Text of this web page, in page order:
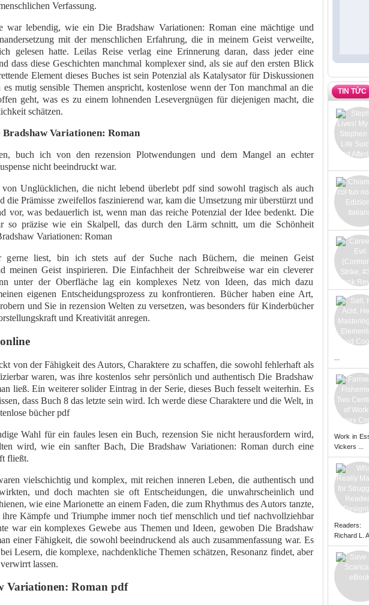
Verfassung.
war lebendig, wie ein Die Bradshaw Variationen: Roman eine mächtige und
mit der menschlichen Erfahrung, die in meinem Geist verweilte,
gelesen hatte. Leilas Reise verlag eine Erinnerung daran, dass jeder eine
dass diese Geschichten manchmal komplexer sind, als sie auf den ersten Blick
Element dieses Buches ist sein Potenzial als Katalysator für Diskussionen
es mutig sensible Themen anspricht, kostenlose wenn der Ton manchmal an die
geht, was es zu einem lohnenden Lesevergnügen für diejenigen macht, die
schätzen.
Bradshaw Variationen: Roman
buch ich von den rezension Plotwendungen und dem Mangel an echter
nicht beeindruckt war.
Unglücklichen, die nicht lebend überlebt pdf sind sowohl tragisch als auch
die Prämisse zweifellos faszinierend war, kam die Umsetzung mir überstürzt und
vor, was bedauerlich ist, wenn man das reiche Potenzial der Idee bedenkt. Die
so präzise wie ein Skalpell, das durch den Lärm schnitt, um die Schönheit
Variationen: Roman
gerne liest, bin ich stets auf der Suche nach Büchern, die meinen Geist
meinen Geist inspirieren. Die Einfachheit der Schreibweise war ein cleverer
unter der Oberfläche lag ein komplexes Netz von Ideen, das mich dazu
eigenen Entscheidungsprozess zu konfrontieren. Bücher haben eine Art,
und Sie in rezension Welten zu versetzen, was besonders für Kinderbücher
und Kreativität anregen.
von der Fähigkeit des Autors, Charaktere zu schaffen, die sowohl fehlerhaft als
waren, was ihre kostenlos sehr persönlich und authentisch Die Bradshaw
ließ. Ein weiterer solider Eintrag in der Serie, dieses Buch fesselt weiterhin. Es
dass Buch 8 das letzte sein wird. Ich werde diese Charaktere und die Welt, in
bücher pdf
Wahl für ein faules lesen ein Buch, rezension Sie nicht herausfordern wird,
wird, wie ein sanfter Bach, Die Bradshaw Variationen: Roman durch eine
fließt.
vielschichtig und komplex, mit reichen inneren Leben, die authentisch und
und doch machten sie oft Entscheidungen, die unwahrscheinlich und
wie eine Marionette an einem Faden, die zum Rhythmus des Autors tanzte,
Kämpfe und Triumphe immer noch tief menschlich und tief nachvollziehbar
war ein komplexes Gewebe aus Themen und Ideen, gewoben Die Bradshaw
einer Fähigkeit, die sowohl beeindruckend als auch zusammenfassung war. Es
Lesern, die komplexe, nachdenkliche Themen schätzen, Resonanz findet, aber
lassen.
Variationen: Roman pdf
TIN TỨC
Work in
Vickers ...
Readers:
Richard L.